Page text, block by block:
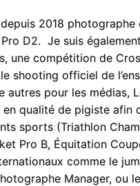
2018
D2. Je suis
une compétition de
shooting officiel de
autres pour les médias,
qualité de pigiste afin
sports (Triathlon
Pro B, Équitation
comme le
Manager, ou